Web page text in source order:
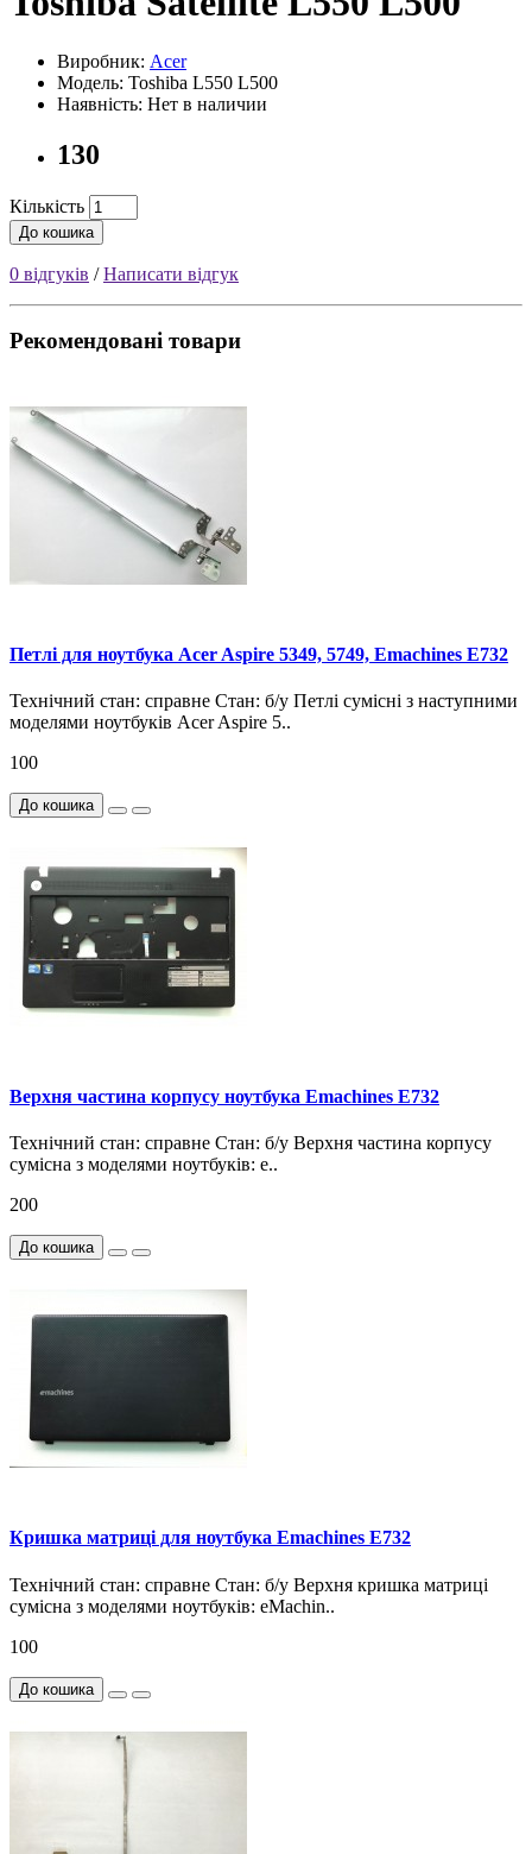
Виробник: Acer
Модель: Toshiba L550 L500
Наявність: Нет в наличии
130
Кількість
До кошика
0 відгуків /Написати відгук
Рекомендовані товари
Петлі для ноутбука Acer Aspire 5349, 5749, Emachines E732
Технічний стан: справне Стан: б/у Петлі сумісні з наступними
моделями ноутбуків Acer Aspire 5..
100
До кошика
Верхня частина корпусу ноутбука Emachines E732
Технічний стан: справне Стан: б/у Верхня частина корпусу
сумісна з моделями ноутбуків: e..
200
До кошика
Кришка матриці для ноутбука Emachines E732
Технічний стан: справне Стан: б/у Верхня кришка матриці
сумісна з моделями ноутбуків: eMachin..
100
До кошика